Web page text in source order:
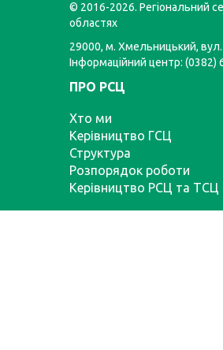
© 2016-2026. Регіональний
областях
29000, м. Хмельницький,
Інформаційний центр:
ПРО РСЦ
Хто ми
Керівництво ГСЦ
Структура
Розпорядок роботи
Керівництво РСЦ та ТСЦ